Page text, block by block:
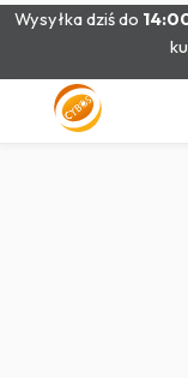
Przejdź
Wysyłka dziś do